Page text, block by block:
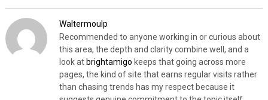
Waltermoulp
Recommended to anyone working in or curious about
this area, the depth and clarity combine well, and a
look at brightamigo keeps that going across more
pages, the kind of site that earns regular visits rather
than chasing trends has my respect because it